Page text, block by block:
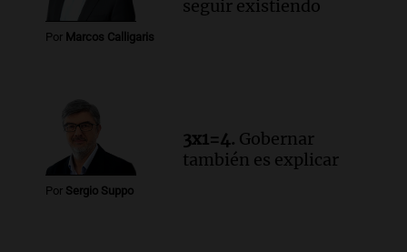
Audio.El viento complica el combate
del incendio forestal en Villa Yacanto
Por Marcos Calligaris
seguir existiendo
Por Sergio Suppo
3x1=4. Gobernar
también es explicar